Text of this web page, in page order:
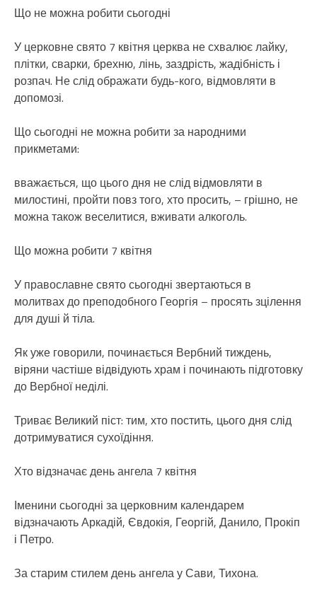
Що не можна робити сьогодні
У церковне свято 7 квітня церква не схвалює лайку,
плітки, сварки, брехню, лінь, заздрість, жадібність і
розпач. Не слід ображати будь-кого, відмовляти в
допомозі.
Що сьогодні не можна робити за народними
прикметами:
вважається, що цього дня не слід відмовляти в
милостині, пройти повз того, хто просить, – грішно, не
можна також веселитися, вживати алкоголь.
Що можна робити 7 квітня
У православне свято сьогодні звертаються в
молитвах до преподобного Георгія – просять зцілення
для душі й тіла.
Як уже говорили, починається Вербний тиждень,
віряни частіше відвідують храм і починають підготовку
до Вербної неділі.
Триває Великий піст: тим, хто постить, цього дня слід
дотримуватися сухоїдіння.
Хто відзначає день ангела 7 квітня
Іменини сьогодні за церковним календарем
відзначають Аркадій, Євдокія, Георгій, Данило, Прокіп
і Петро.
За старим стилем день ангела у Сави, Тихона.